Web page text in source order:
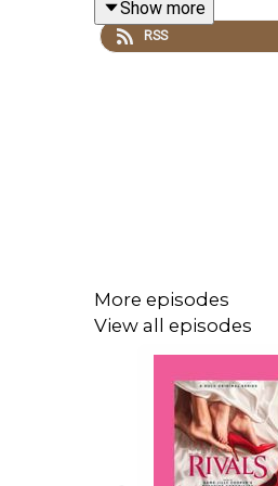
kontakt med
Show more
RSS
More episodes
View all episodes